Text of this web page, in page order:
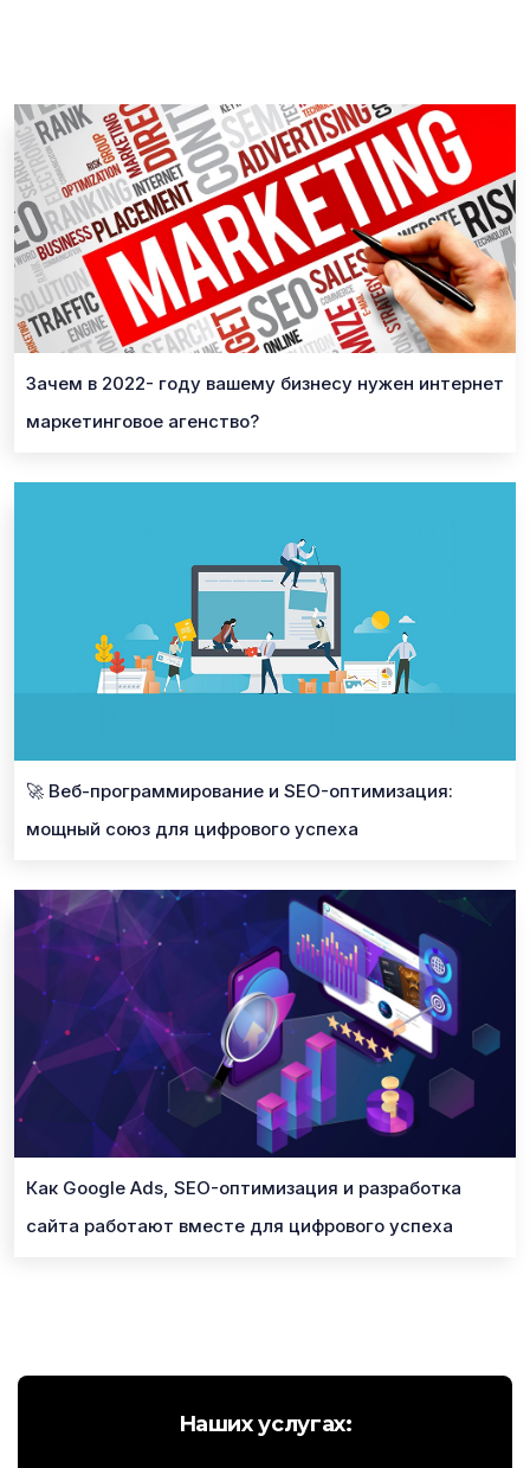
Зачем в 2022- году вашему бизнесу нужен интернет
маркетинговое агенство?
🚀 Веб-программирование и SEO-оптимизация:
мощный союз для цифрового успеха
Как Google Ads, SEO-оптимизация и разработка
сайта работают вместе для цифрового успеха
Наших услугах: